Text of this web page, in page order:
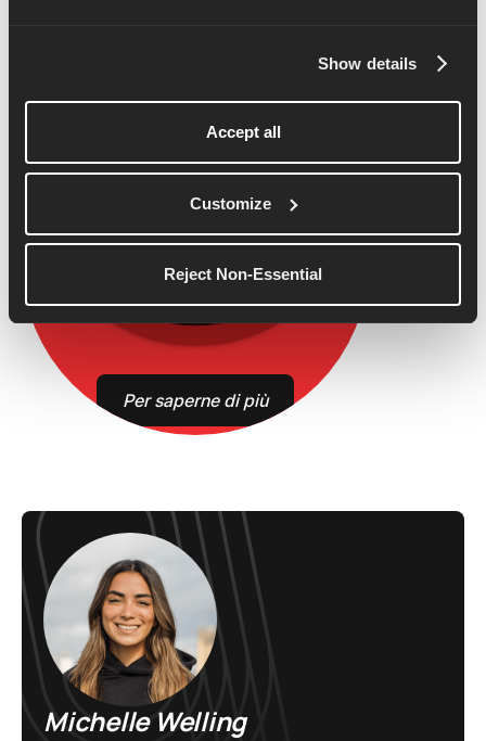
Show details
Accept all
Customize
Reject Non-Essential
Per saperne di più
Michelle Welling